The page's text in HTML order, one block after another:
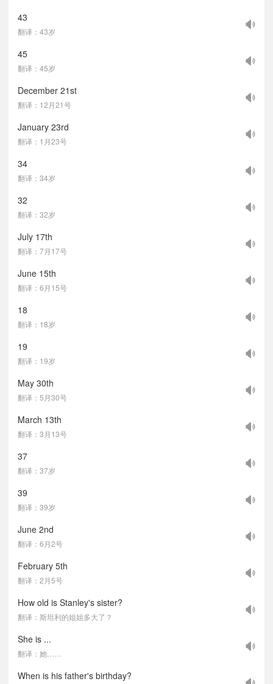
43
翻译：43岁
45
翻译：45岁
December 21st
翻译：12月21号
January 23rd
翻译：1月23号
34
翻译：34岁
32
翻译：32岁
July 17th
翻译：7月17号
June 15th
翻译：6月15号
18
翻译：18岁
19
翻译：19岁
May 30th
翻译：5月30号
March 13th
翻译：3月13号
37
翻译：37岁
39
翻译：39岁
June 2nd
翻译：6月2号
February 5th
翻译：2月5号
How old is Stanley's sister?
翻译：斯坦利的姐姐多大了？
She is ...
翻译：她……
When is his father's birthday?